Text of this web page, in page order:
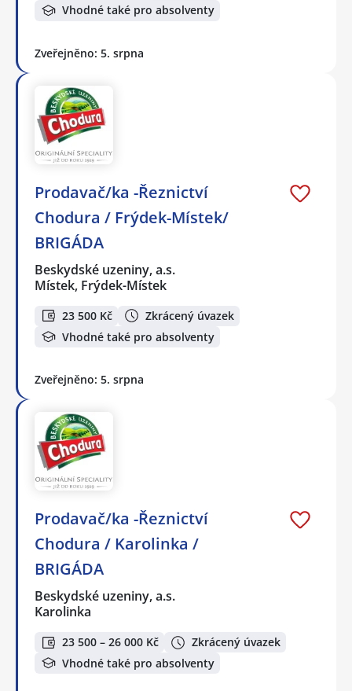
Vhodné také pro absolventy
Zveřejněno: 5. srpna
Prodavač/ka -Řeznictví
Chodura / Frýdek-Místek/
BRIGÁDA
Beskydské uzeniny, a.s.
Místek, Frýdek-Místek
23 500 Kč
Zkrácený úvazek
Vhodné také pro absolventy
Zveřejněno: 5. srpna
Prodavač/ka -Řeznictví
Chodura / Karolinka /
BRIGÁDA
Beskydské uzeniny, a.s.
Karolinka
23 500 – 26 000 Kč
Zkrácený úvazek
Vhodné také pro absolventy